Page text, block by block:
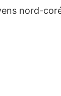
nord-